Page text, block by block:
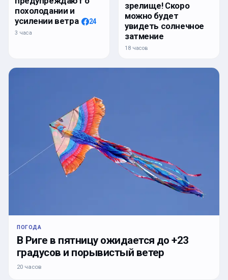
похолодании и
усилении ветра
24
3 часа
зрелище! Скоро
можно будет
увидеть солнечное
затмение
18 часов
ПОГОДА
В Риге в пятницу ожидается до +23
градусов и порывистый ветер
20 часов